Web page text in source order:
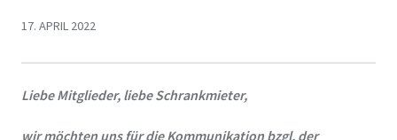
17. APRIL 2022
Liebe Mitglieder, liebe Schrankmieter,
wir möchten uns für die Kommunikation bzgl. der